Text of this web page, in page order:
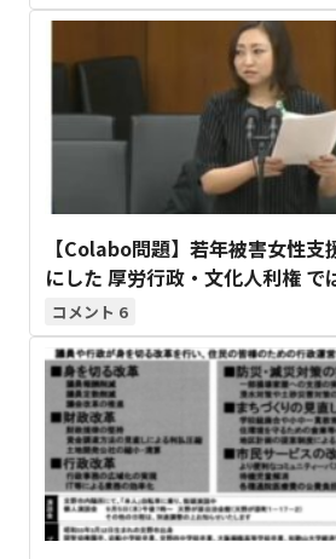
【Colabo問題】若年被害女性支
にした 厚労行政・文化人利権 で
6